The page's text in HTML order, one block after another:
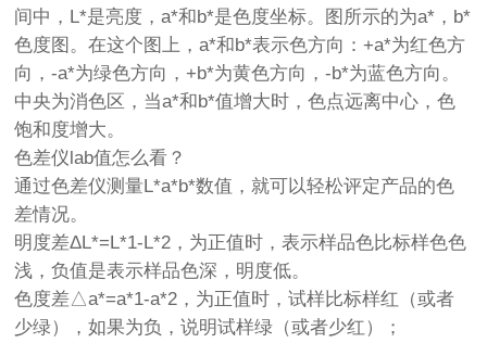
间中，L*是亮度，a*和b*是色度坐标。图所示的为a*，b*
色度图。在这个图上，a*和b*表示色方向：+a*为红色方
向，-a*为绿色方向，+b*为黄色方向，-b*为蓝色方向。
中央为消色区，当a*和b*值增大时，色点远离中心，色
饱和度增大。
色差仪lab值怎么看？
通过色差仪测量L*a*b*数值，就可以轻松评定产品的色
差情况。
明度差ΔL*=L*1-L*2，为正值时，表示样品色比标样色色
浅，负值是表示样品色深，明度低。
色度差△a*=a*1-a*2，为正值时，试样比标样红（或者
少绿），如果为负，说明试样绿（或者少红）；